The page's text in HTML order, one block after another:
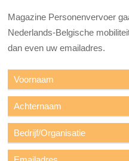
Magazine Personenvervoer
Nederlands-Belgische
dan even uw emailadres.